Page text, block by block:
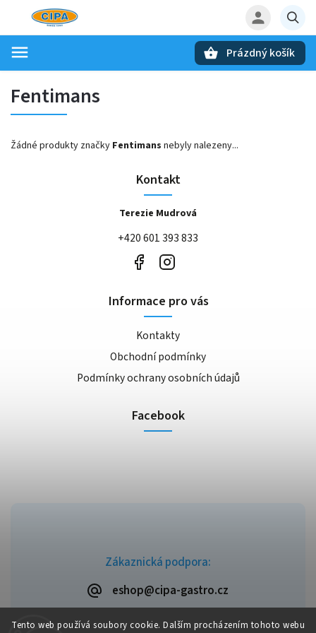
Tento web používá soubory cookie. Dalším procházením tohoto webu
Prázdný košík
Fentimans
Žádné produkty značky Fentimans nebyly nalezeny...
Zákaznická podpora:
eshop@cipa-gastro.cz
Kontakt
Terezie Mudrová
+420 601 393 833
Informace pro vás
Kontakty
Obchodní podmínky
Podmínky ochrany osobních údajů
Facebook